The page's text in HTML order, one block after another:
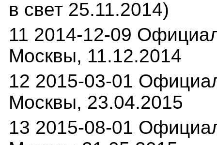
в свет 25.11.2014)
11 2014-12-09
Москвы, 11.12.2014
12 2015-03-01
Москвы, 23.04.2015
13 2015-08-01